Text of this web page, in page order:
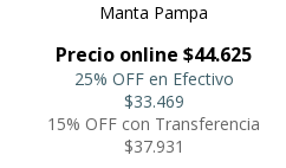
Manta Pampa
Precio online $44.625
25% OFF en Efectivo
$33.469
15% OFF con Transferencia
$37.931